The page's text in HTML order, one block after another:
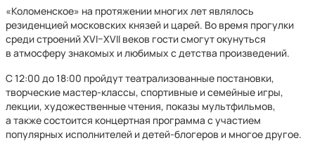
«Коломенское» на протяжении многих лет являлось
резиденцией московских князей и царей. Во время прогулки
среди строений XVI–XVII веков гости смогут окунуться
в атмосферу знакомых и любимых с детства произведений.
С 12:00 до 18:00 пройдут театрализованные постановки,
творческие мастер-классы, спортивные и семейные игры,
лекции, художественные чтения, показы мультфильмов,
а также состоится концертная программа с участием
популярных исполнителей и детей-блогеров и многое другое.